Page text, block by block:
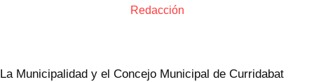
Redacción
La Municipalidad y el Concejo Municipal de Curridabat